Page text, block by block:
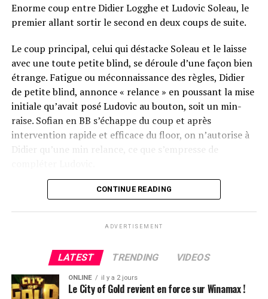
Enorme coup entre Didier Logghe et Ludovic Soleau, le
premier allant sortir le second en deux coups de suite.
Le coup principal, celui qui déstacke Soleau et le laisse
avec une toute petite blind, se déroule d’une façon bien
étrange. Fatigue ou méconnaissance des règles, Didier
de petite blind, annonce « relance » en poussant la mise
initiale qu’avait posé Ludovic au bouton, soit un min-
raise. Sofian en BB s’échappe du coup et après
intervention rapide et efficace du floor, on n’autorise à
Didier qu’une min relance, ce que s’empresse de
Flop QJ4. All-in de Ludovic et insta call de Logghe, avec
peine une BB, qu’il perdra le coup suivant contre le
même adversaire.
Ludovic Soleau sort donc à la troisième place, pour un
CONTINUE READING
ADVERTISEMENT
LATEST TRENDING VIDEOS
ONLINE il y a 2 jours
Le City of Gold revient en force sur Winamax !